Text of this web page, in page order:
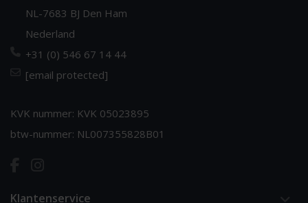
NL-7683 BJ Den Ham
Nederland
+31 (0) 546 67 14 44
[email protected]
KVK nummer: KVK 05023895
btw-nummer: NL007355828B01
Klantenservice